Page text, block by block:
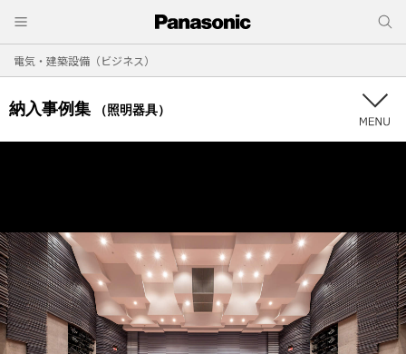
電気・建築設備（ビジネス）
納入事例集 （照明器具）